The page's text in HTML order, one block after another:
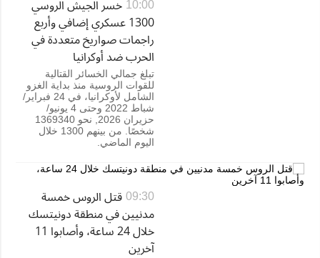
10:00 خسر الجيش الروسي
1300 عسكري إضافي وأربع
راجمات صواريخ متعددة في
الحرب ضد أوكرانيا
تبلغ جمالي الخسائر القتالية
للقوات الروسية منذ بداية الغزو
الشامل لأوكرانيا، في 24 فبراير/
شباط 2022 وحتى 4 يونيو/
حزيران 2026, نحو 1369340
شخصًا. من بينهم 1300 خلال
اليوم الماضي.
09:30 قتل الروس خمسة
مدنيين في منطقة دونيتسك
خلال 24 ساعة، وأصابوا 11
آخرين